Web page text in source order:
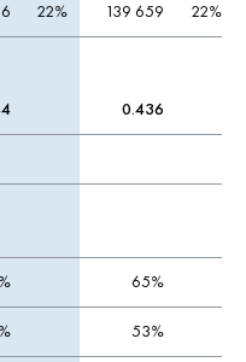
22% 139 659 22%
0.436
65%
53%